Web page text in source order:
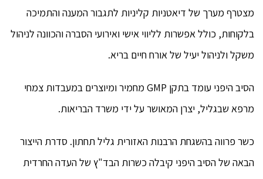
מצטרף מערך של דיאטניות קליניות לתגבור המענה והתמיכה
בלקוחות, כולל אפשרות לליווי אישי ואירועי הסברה והכוונה לניהול
משקל ולניהול יעיל של אורח חיים בריא.
הסיב היפני עומד בתקן GMP מחמיר ומיוצרים במעבדות צמחי
מרפא שבגליל, יצרן המאושר על ידי משרד הבריאות.
כשר פרווה בהשגחת הרבנות האזורית גליל תחתון. סדרת הייצור
הבאה של הסיב היפני קיבלה כשרות הבד"ץ של העדה החרדית